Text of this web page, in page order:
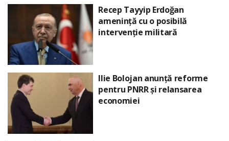
Recep Tayyip Erdoğan
amenință cu o posibilă
intervenție militară
Ilie Bolojan anunță reforme
pentru PNRR și relansarea
economiei